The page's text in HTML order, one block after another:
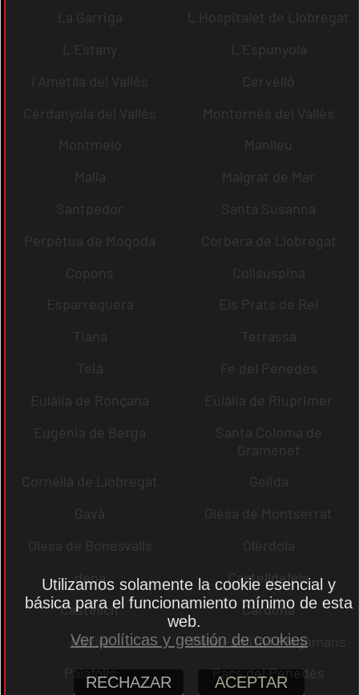
La Garriga
L´Hospitalet de Llobregat
L´Estany
L´Espunyola
l´Ametlla del Vallès
Cervelló
Cerdanyola del Vallès
Montornès del Vallès
Montmeló
Manlleu
Malla
Malgrat de Mar
Santpedor
Santa Susanna
Perpètua de Mogoda
Corbera de Llobregat
Copons
Collsuspina
Esparreguera
Els Prats de Rei
Tiana
Terrassa
Teià
Fe del Penedès
Eulàlia de Ronçana
Eulàlia de Riuprimer
Eugènia de Berga
Santa Coloma de
Gramenet
Cornellà de Llobregat
Gelida
Gavà
Olesa de Montserrat
Olesa de Bonesvalls
Olèrdola
dena
Castelldefels
Castellcir
Cardona
Navas
Palau-solità i Plegamans
Palafolls
Pacs del Penedès
Utilizamos solamente la cookie esencial y
básica para el funcionamiento mínimo de esta
web.
Ver políticas y gestión de cookies
RECHAZAR ACEPTAR